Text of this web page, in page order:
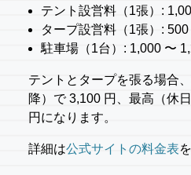
テント設営料（1張）:
タープ設営料（1張）: 500
駐車場（1台）: 1,000 〜
テントとタープを張る場合
降）で 3,100 円、最高（休
円になります。
詳細は公式サイトの料金表